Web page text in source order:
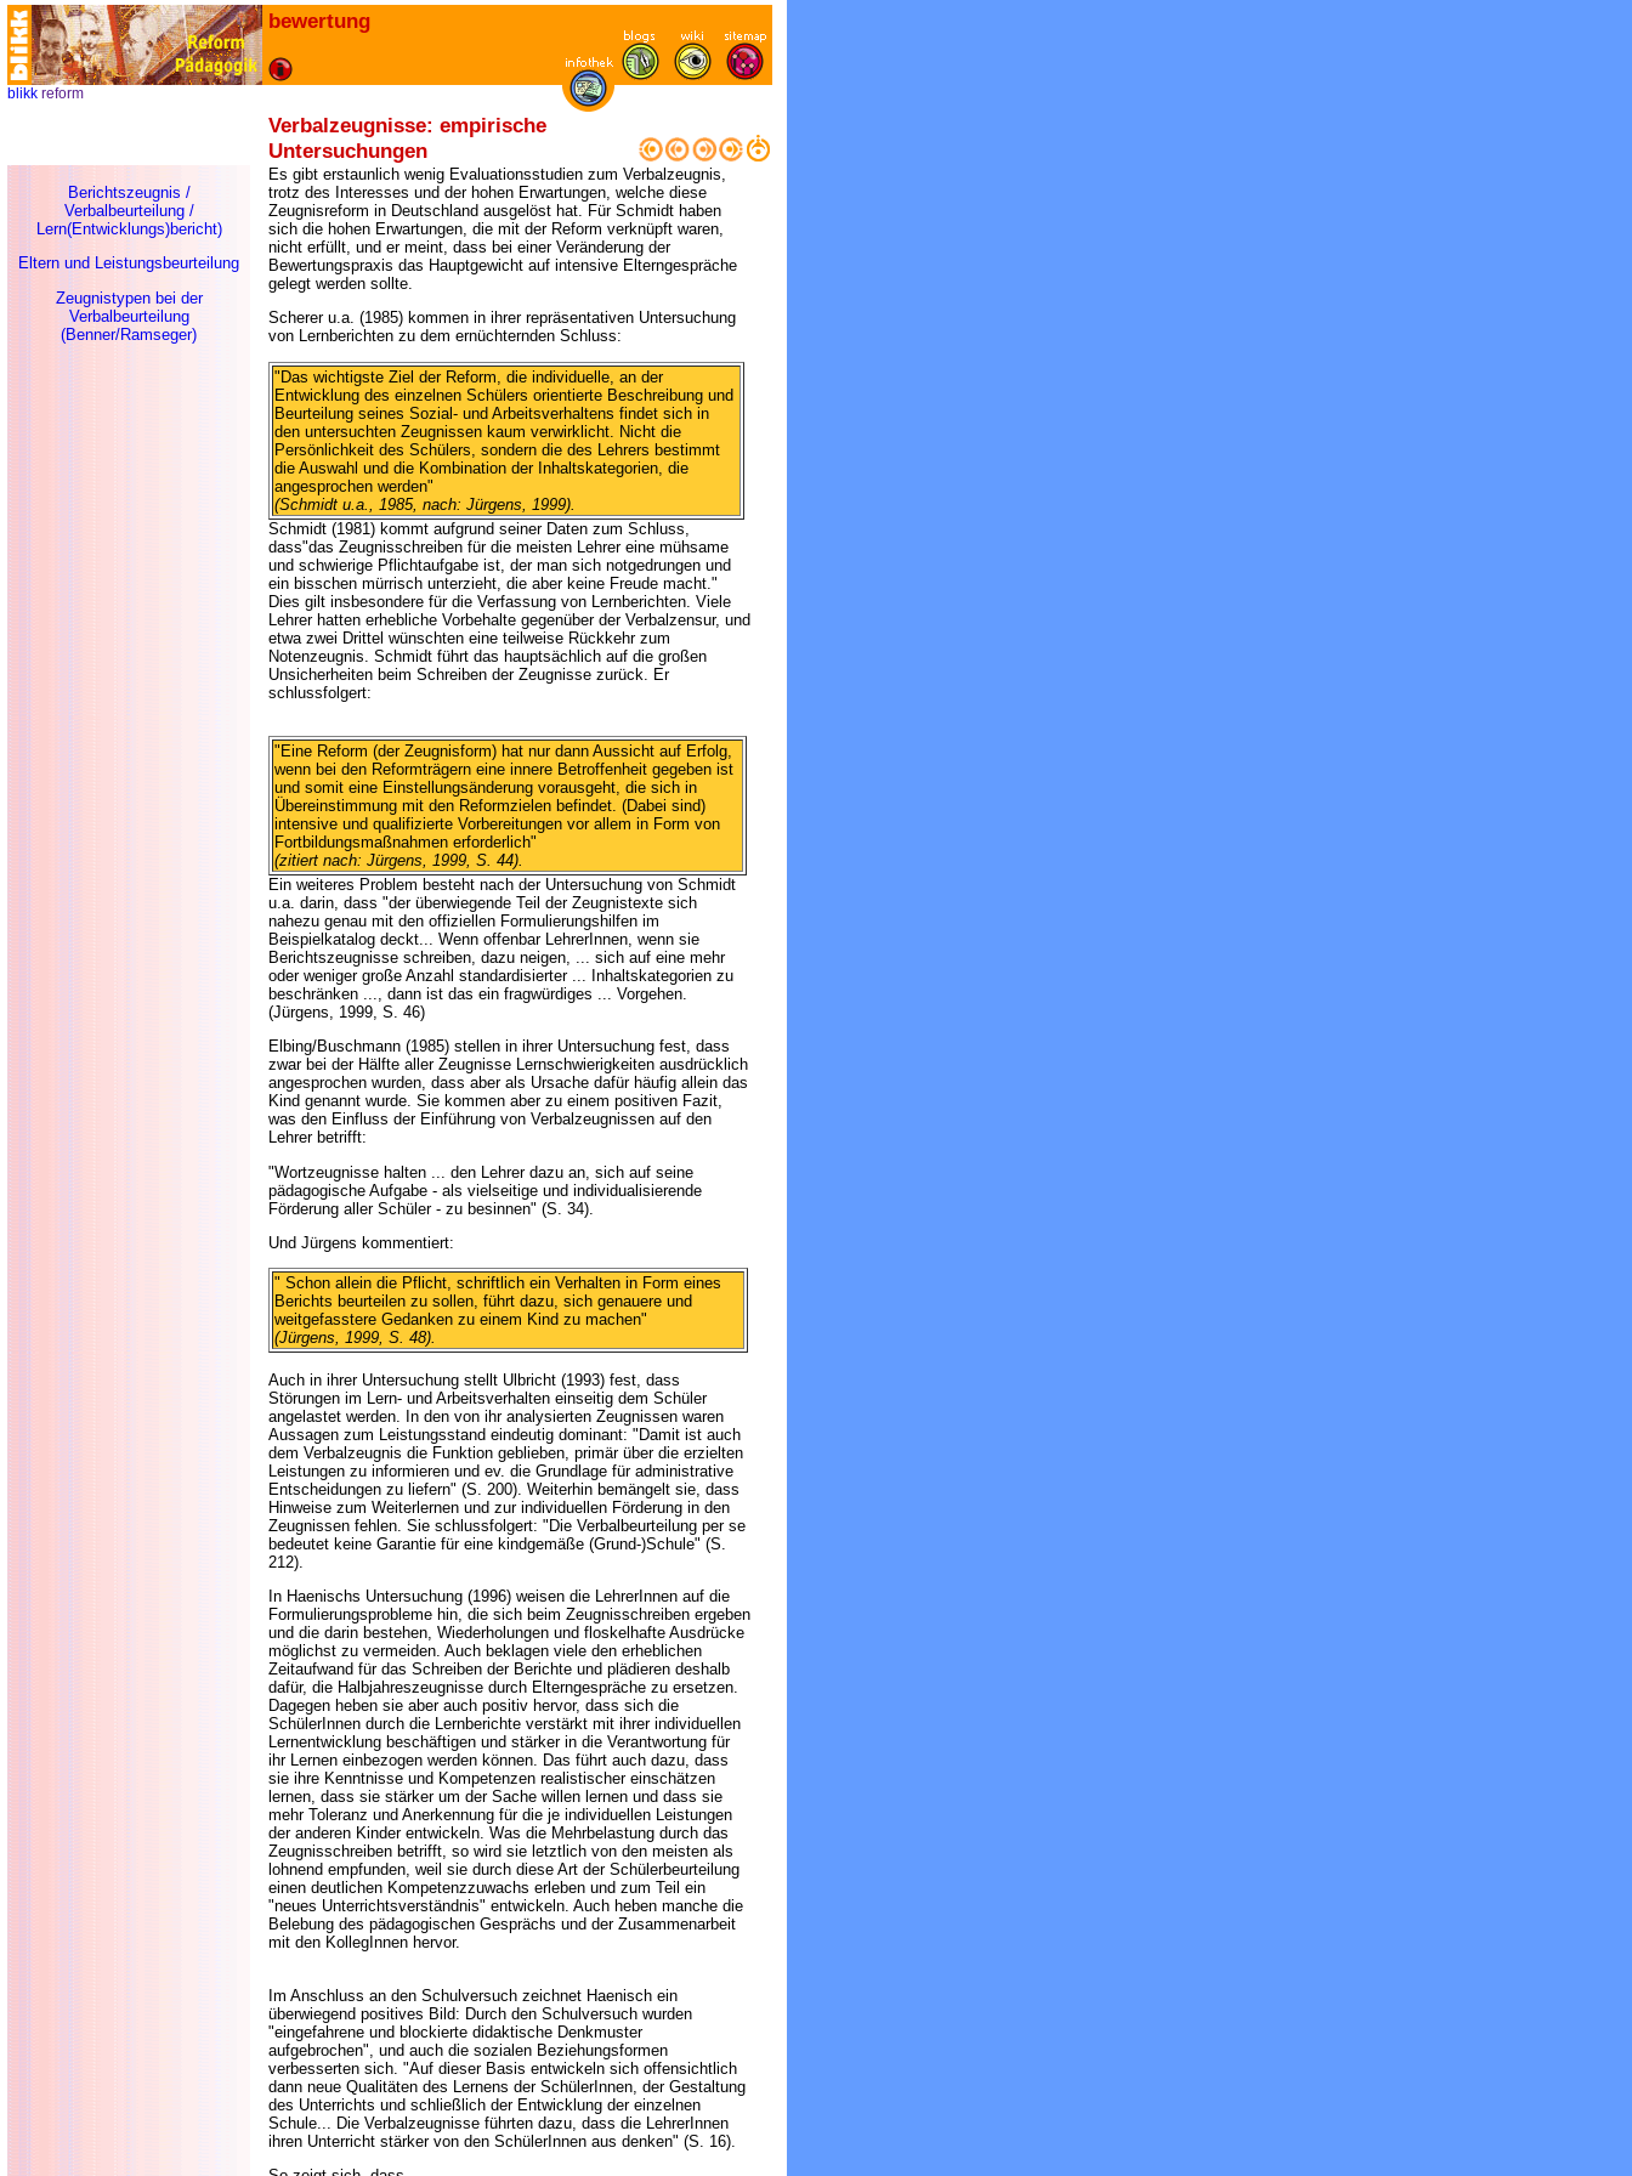
bewertung
blikk reform
Verbalzeugnisse: empirische
Untersuchungen
Berichtszeugnis /
Verbalbeurteilung /
Lern(Entwicklungs)bericht)
Eltern und Leistungsbeurteilung
Zeugnistypen bei der
Verbalbeurteilung
(Benner/Ramseger)
Es gibt erstaunlich wenig Evaluationsstudien zum Verbalzeugnis,
trotz des Interesses und der hohen Erwartungen, welche diese
Zeugnisreform in Deutschland ausgelöst hat. Für Schmidt haben
sich die hohen Erwartungen, die mit der Reform verknüpft waren,
nicht erfüllt, und er meint, dass bei einer Veränderung der
Bewertungspraxis das Hauptgewicht auf intensive Elterngespräche
gelegt werden sollte.
Scherer u.a. (1985) kommen in ihrer repräsentativen Untersuchung
von Lernberichten zu dem ernüchternden Schluss:
"Das wichtigste Ziel der Reform, die individuelle, an der
Entwicklung des einzelnen Schülers orientierte Beschreibung und
Beurteilung seines Sozial- und Arbeitsverhaltens findet sich in
den untersuchten Zeugnissen kaum verwirklicht. Nicht die
Persönlichkeit des Schülers, sondern die des Lehrers bestimmt
die Auswahl und die Kombination der Inhaltskategorien, die
angesprochen werden"
(Schmidt u.a., 1985, nach: Jürgens, 1999).
Schmidt (1981) kommt aufgrund seiner Daten zum Schluss,
dass"das Zeugnisschreiben für die meisten Lehrer eine mühsame
und schwierige Pflichtaufgabe ist, der man sich notgedrungen und
ein bisschen mürrisch unterzieht, die aber keine Freude macht."
Dies gilt insbesondere für die Verfassung von Lernberichten. Viele
Lehrer hatten erhebliche Vorbehalte gegenüber der Verbalzensur, und
etwa zwei Drittel wünschten eine teilweise Rückkehr zum
Notenzeugnis. Schmidt führt das hauptsächlich auf die großen
Unsicherheiten beim Schreiben der Zeugnisse zurück. Er
schlussfolgert:
"Eine Reform (der Zeugnisform) hat nur dann Aussicht auf Erfolg,
wenn bei den Reformträgern eine innere Betroffenheit gegeben ist
und somit eine Einstellungsänderung vorausgeht, die sich in
Übereinstimmung mit den Reformzielen befindet. (Dabei sind)
intensive und qualifizierte Vorbereitungen vor allem in Form von
Fortbildungsmaßnahmen erforderlich"
(zitiert nach: Jürgens, 1999, S. 44).
Ein weiteres Problem besteht nach der Untersuchung von Schmidt
u.a. darin, dass "der überwiegende Teil der Zeugnistexte sich
nahezu genau mit den offiziellen Formulierungshilfen im
Beispielkatalog deckt... Wenn offenbar LehrerInnen, wenn sie
Berichtszeugnisse schreiben, dazu neigen, ... sich auf eine mehr
oder weniger große Anzahl standardisierter ... Inhaltskategorien zu
beschränken ..., dann ist das ein fragwürdiges ... Vorgehen.
(Jürgens, 1999, S. 46)
Elbing/Buschmann (1985) stellen in ihrer Untersuchung fest, dass
zwar bei der Hälfte aller Zeugnisse Lernschwierigkeiten ausdrücklich
angesprochen wurden, dass aber als Ursache dafür häufig allein das
Kind genannt wurde. Sie kommen aber zu einem positiven Fazit,
was den Einfluss der Einführung von Verbalzeugnissen auf den
Lehrer betrifft:
"Wortzeugnisse halten ... den Lehrer dazu an, sich auf seine
pädagogische Aufgabe - als vielseitige und individualisierende
Förderung aller Schüler - zu besinnen" (S. 34).
Und Jürgens kommentiert:
" Schon allein die Pflicht, schriftlich ein Verhalten in Form eines
Berichts beurteilen zu sollen, führt dazu, sich genauere und
weitgefasstere Gedanken zu einem Kind zu machen"
(Jürgens, 1999, S. 48).
Auch in ihrer Untersuchung stellt Ulbricht (1993) fest, dass
Störungen im Lern- und Arbeitsverhalten einseitig dem Schüler
angelastet werden. In den von ihr analysierten Zeugnissen waren
Aussagen zum Leistungsstand eindeutig dominant: "Damit ist auch
dem Verbalzeugnis die Funktion geblieben, primär über die erzielten
Leistungen zu informieren und ev. die Grundlage für administrative
Entscheidungen zu liefern" (S. 200). Weiterhin bemängelt sie, dass
Hinweise zum Weiterlernen und zur individuellen Förderung in den
Zeugnissen fehlen. Sie schlussfolgert: "Die Verbalbeurteilung per se
bedeutet keine Garantie für eine kindgemäße (Grund-)Schule" (S.
212).
In Haenischs Untersuchung (1996) weisen die LehrerInnen auf die
Formulierungsprobleme hin, die sich beim Zeugnisschreiben ergeben
und die darin bestehen, Wiederholungen und floskelhafte Ausdrücke
möglichst zu vermeiden. Auch beklagen viele den erheblichen
Zeitaufwand für das Schreiben der Berichte und plädieren deshalb
dafür, die Halbjahreszeugnisse durch Elterngespräche zu ersetzen.
Dagegen heben sie aber auch positiv hervor, dass sich die
SchülerInnen durch die Lernberichte verstärkt mit ihrer individuellen
Lernentwicklung beschäftigen und stärker in die Verantwortung für
ihr Lernen einbezogen werden können. Das führt auch dazu, dass
sie ihre Kenntnisse und Kompetenzen realistischer einschätzen
lernen, dass sie stärker um der Sache willen lernen und dass sie
mehr Toleranz und Anerkennung für die je individuellen Leistungen
der anderen Kinder entwickeln. Was die Mehrbelastung durch das
Zeugnisschreiben betrifft, so wird sie letztlich von den meisten als
lohnend empfunden, weil sie durch diese Art der Schülerbeurteilung
einen deutlichen Kompetenzzuwachs erleben und zum Teil ein
"neues Unterrichtsverständnis" entwickeln. Auch heben manche die
Belebung des pädagogischen Gesprächs und der Zusammenarbeit
mit den KollegInnen hervor.
Im Anschluss an den Schulversuch zeichnet Haenisch ein
überwiegend positives Bild: Durch den Schulversuch wurden
"eingefahrene und blockierte didaktische Denkmuster
aufgebrochen", und auch die sozialen Beziehungsformen
verbesserten sich. "Auf dieser Basis entwickeln sich offensichtlich
dann neue Qualitäten des Lernens der SchülerInnen, der Gestaltung
des Unterrichts und schließlich der Entwicklung der einzelnen
Schule... Die Verbalzeugnisse führten dazu, dass die LehrerInnen
ihren Unterricht stärker von den SchülerInnen aus denken" (S. 16).